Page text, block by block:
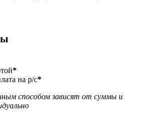
*
на р/с*
способом зависят от суммы и